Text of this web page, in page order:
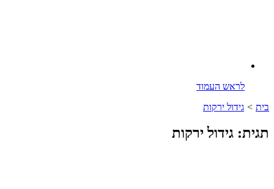
לראש העמוד
בית > גידול ירקות
תגית: גידול ירקות